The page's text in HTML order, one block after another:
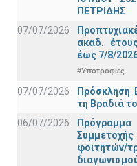
ΠΕΤΡΙΔΗΣ
07/07/2026
ακαδ.
έως 7/8/
#Υποτροφίες
07/07/2026
Πρόσκληση
τη Βραδιά
06/07/2026
Συμμετοχής
φοιτητών/